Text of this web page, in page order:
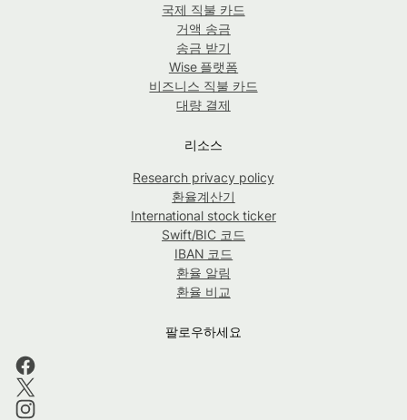
국제 직불 카드
거액 송금
송금 받기
Wise 플랫폼
비즈니스 직불 카드
대량 결제
리소스
Research privacy policy
환율계산기
International stock ticker
Swift/BIC 코드
IBAN 코드
환율 알림
환율 비교
팔로우하세요